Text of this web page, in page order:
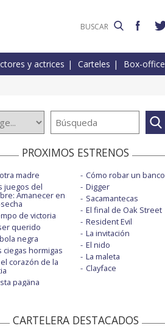
y actrices Carteles Box-office
PROXIMOS ESTRENOS
madre
juegos del
Amanecer en
de victoria
querido
negra
ciegas hormigas
corazón de la
pagäna
Cómo robar un banco
Digger
Sacamantecas
El final de Oak Street
Resident Evil
La invitación
El nido
La maleta
Clayface
CARTELERA DESTACADOS